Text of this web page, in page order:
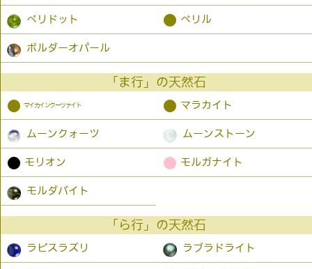
ペリドット ● ベリル
ボルダーオパール
「ま行」の天然石
● マイカインクーツァイト ● マラカイト
ムーンクォーツ ムーンストーン
● モリオン ● モルガナイト
モルダバイト
「ら行」の天然石
ラピスラズリ ラブラドライト